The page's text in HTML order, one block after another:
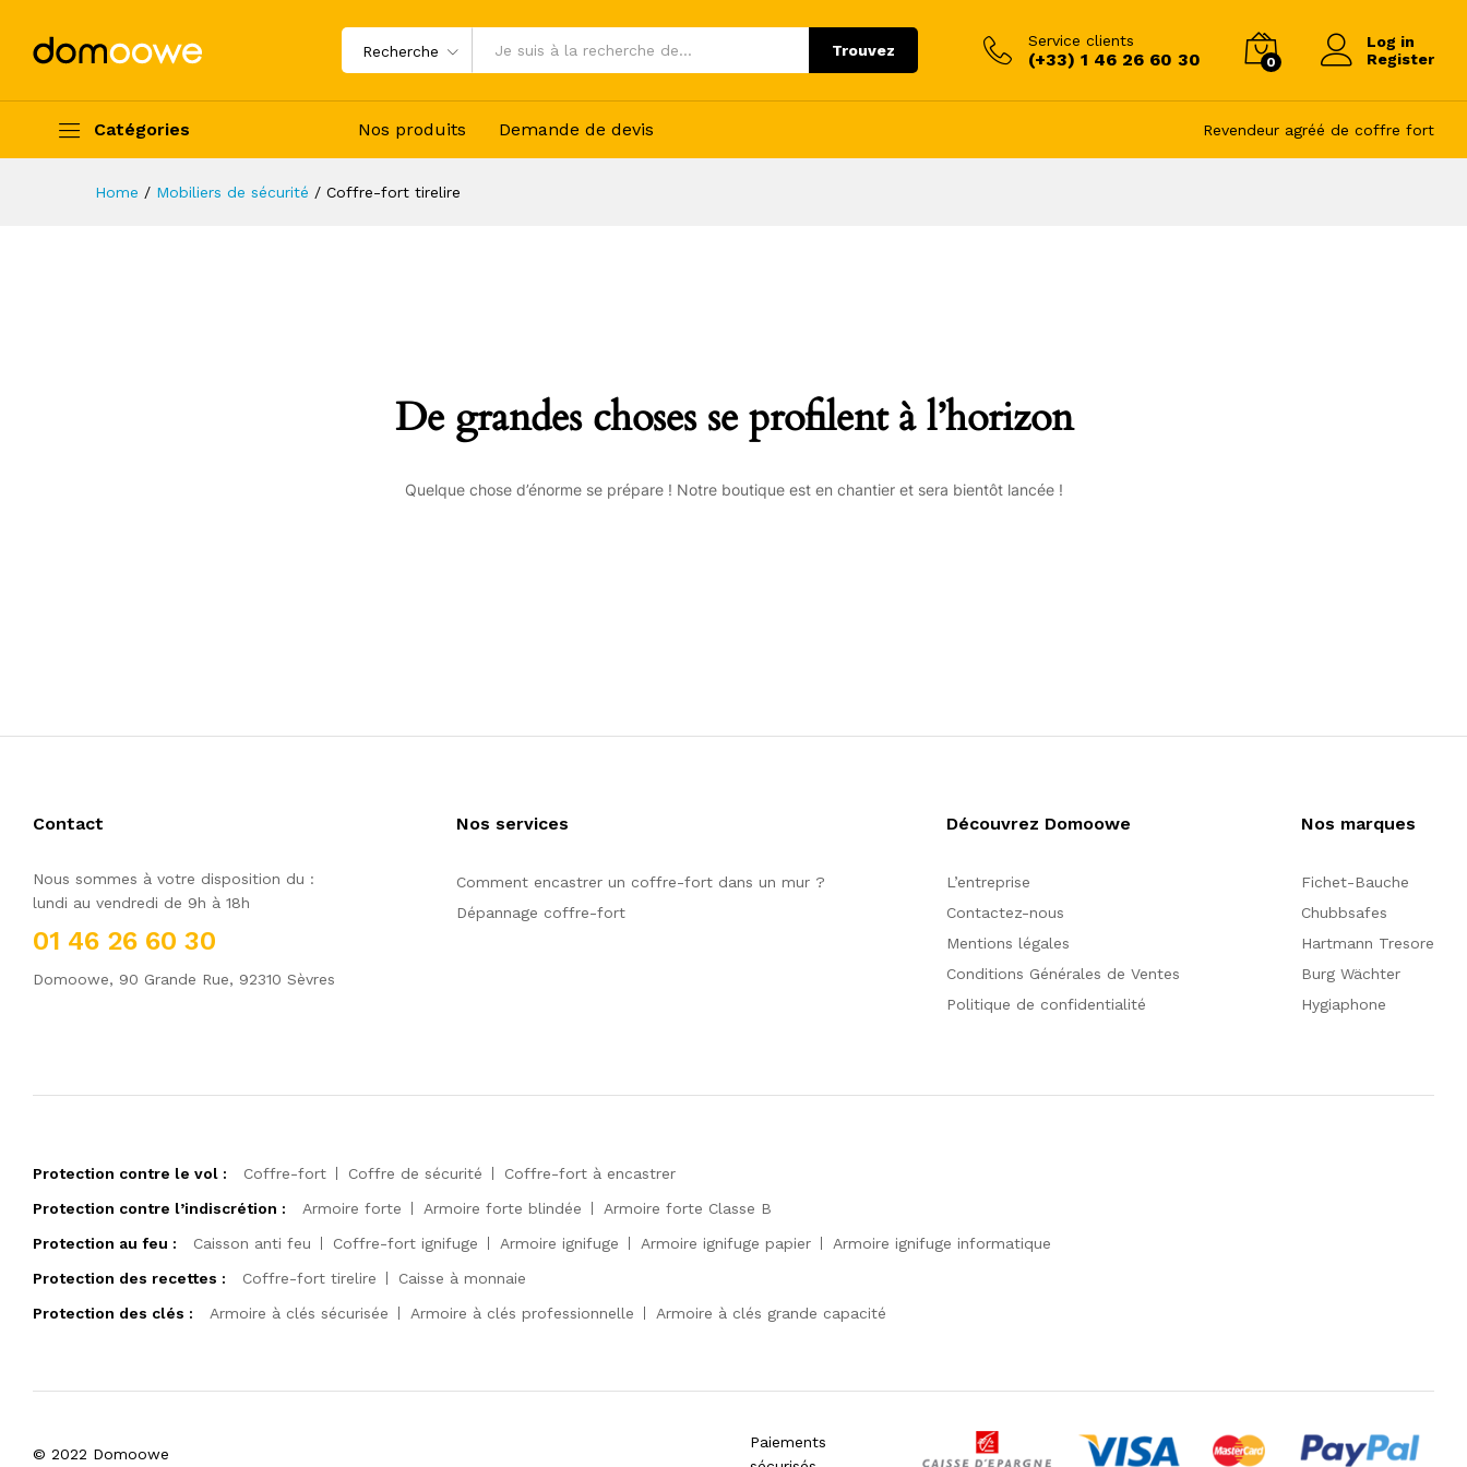
Recherche Trouvez
Service clients
(+33) 1 46 26 60 30 0
Log in
Register
Catégories Nos produits Demande de devis Revendeur agréé de coffre fort
Home / Mobiliers de sécurité / Coffre-fort tirelire
De grandes choses se profilent à l’horizon
Quelque chose d’énorme se prépare ! Notre boutique est en chantier et sera bientôt lancée !
Contact
Nous sommes à votre disposition du :
lundi au vendredi de 9h à 18h
01 46 26 60 30
Domoowe, 90 Grande Rue, 92310 Sèvres
Nos services
Comment encastrer un coffre-fort dans un mur ?
Dépannage coffre-fort
Découvrez Domoowe
L’entreprise
Contactez-nous
Mentions légales
Conditions Générales de Ventes
Politique de confidentialité
Nos marques
Fichet-Bauche
Chubbsafes
Hartmann Tresore
Burg Wächter
Hygiaphone
Protection contre le vol : Coffre-fort Coffre de sécurité
Coffre-fort à encastrer
Protection contre l’indiscrétion :
Armoire forte Armoire forte blindée
Armoire forte Classe B
Protection au feu :
Caisson anti feu Coffre-fort ignifuge Armoire ignifuge Armoire ignifuge papier
Armoire ignifuge informatique
Protection des recettes :
Coffre-fort tirelire
Caisse à monnaie
Protection des clés :
Armoire à clés sécurisée Armoire à clés professionnelle Armoire à clés grande capacité
© 2022 Domoowe
Paiements